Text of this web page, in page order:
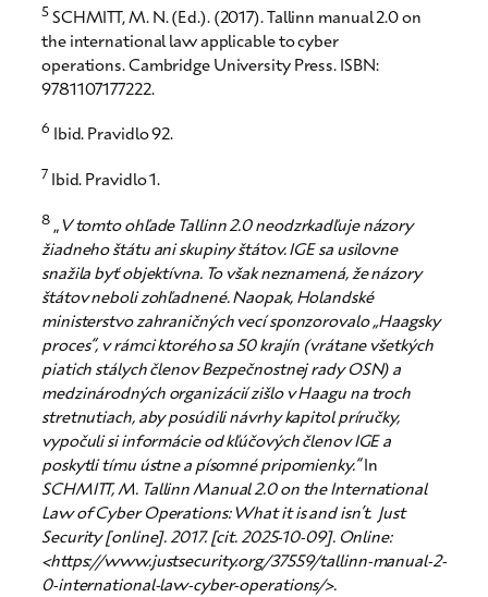
5SCHMITT, M. N. (Ed.). (2017). Tallinn manual 2.0 on
the international law applicable to cyber
operations. Cambridge University Press. ISBN:
9781107177222.
6 Ibid. Pravidlo 92.
7 Ibid. Pravidlo 1.
8„V tomto ohľade Tallinn 2.0 neodzrkadľuje názory
žiadneho štátu ani skupiny štátov. IGE sa usilovne
snažila byť objektívna. To však neznamená, že názory
štátov neboli zohľadnené. Naopak, Holandské
ministerstvo zahraničných vecí sponzorovalo „Haagsky
proces“, v rámci ktorého sa 50 krajín (vrátane všetkých
piatich stálych členov Bezpečnostnej rady OSN) a
medzinárodných organizácií zišlo v Haagu na troch
stretnutiach, aby posúdili návrhy kapitol príručky,
vypočuli si informácie od kľúčových členov IGE a
poskytli tímu ústne a písomné pripomienky.“In
SCHMITT, M. Tallinn Manual 2.0 on the International
Law of Cyber Operations: What it is and isn’t. Just
Security [online]. 2017. [cit. 2025-10-09]. Online:
<https://www.justsecurity.org/37559/tallinn-manual-2-
0-international-law-cyber-operations/>.